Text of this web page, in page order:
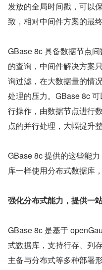
发放的全局时间戳，可以
致，相对中间件方案的最
GBase 8c 具备数据节点
的查询，中间件解决方案
询过滤，在大数据量的情
处理的压力。GBase 8c
行操作，由数据节点进行
点的并行处理，大幅提升
GBase 8c 提供的这些能
库一样使用分布式数据库
强化分布式能力，提供一
GBase 8c 是基于
式数据库，支持行存、列
主备与分布式等多种部署形